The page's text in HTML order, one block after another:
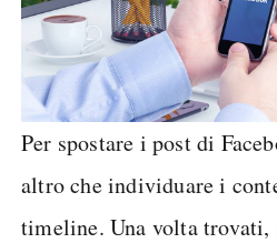
Per spostare i post di
altro che individuare i
timeline. Una volta trovati,